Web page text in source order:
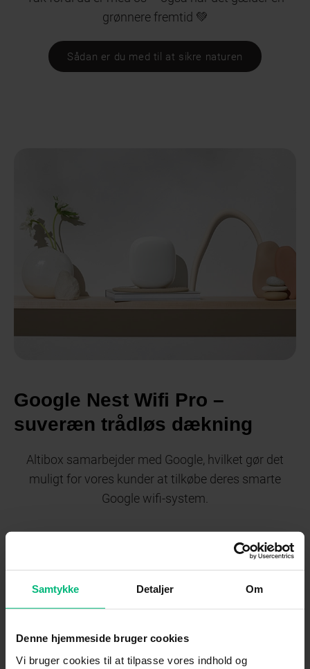
Samtykke Detaljer Om
Denne hjemmeside bruger cookies
Vi bruger cookies til at tilpasse vores indhold og
grønnere fremtid 💚
Sådan er du med til at sikre naturen
Google Nest Wifi Pro –
suveræn trådløs dækning
Altibox samarbejder med Google, hvilket gør det
muligt for vores kunder at tilkøbe deres smarte
Google wifi-system.
Med Google Nest Wifi Pro får du et smart wifi-
system med flere wifi-punkter, som sikrer din
og på alle dine enheder.
Læs mere om Google Nest Wifi Pro